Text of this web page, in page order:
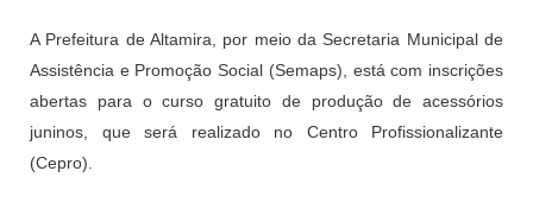
A Prefeitura de Altamira, por meio da Secretaria Municipal de
Assistência e Promoção Social (Semaps), está com inscrições
abertas para o curso gratuito de produção de acessórios
juninos, que será realizado no Centro Profissionalizante
(Cepro).